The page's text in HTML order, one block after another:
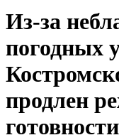
Из-за
погодных
продлен
готовности